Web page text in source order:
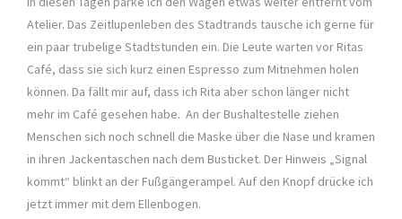
Atelier. Das Zeitlupenleben des Stadtrands tausche ich gerne für
ein paar trubelige Stadtstunden ein. Die Leute warten vor Ritas
Café, dass sie sich kurz einen Espresso zum Mitnehmen holen
können. Da fällt mir auf, dass ich Rita aber schon länger nicht
mehr im Café gesehen habe. An der Bushaltestelle ziehen
Menschen sich noch schnell die Maske über die Nase und kramen
in ihren Jackentaschen nach dem Busticket. Der Hinweis „Signal
kommt“ blinkt an der Fußgängerampel. Auf den Knopf drücke ich
jetzt immer mit dem Ellenbogen.